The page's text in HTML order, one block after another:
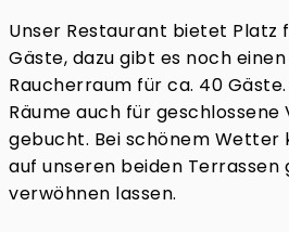
Unser Restaurant bietet Platz
Gäste, dazu gibt es noch
Raucherraum für ca. 40
Räume auch für
gebucht. Bei schönem Wetter
auf unseren beiden Terrassen
verwöhnen lassen.